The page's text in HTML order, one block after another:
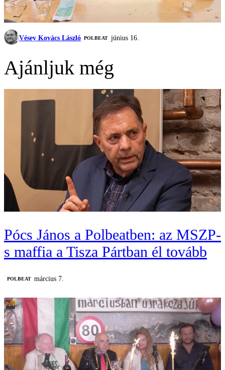
Vésey Kovács László ‎POLBEAT június 16.
Ajánljuk még
Pócs János a Polbeatben: az MSZP-
s maffia a Tisza Pártban él tovább
‎POLBEAT március 7.